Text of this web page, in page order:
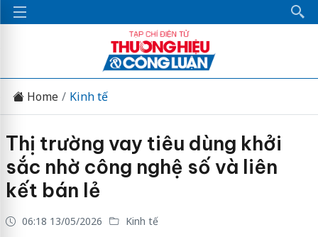
Home Kinh tế
Thị trường vay tiêu dùng khởi
sắc nhờ công nghệ số và liên
kết bán lẻ
06:18 13/05/2026 Kinh tế